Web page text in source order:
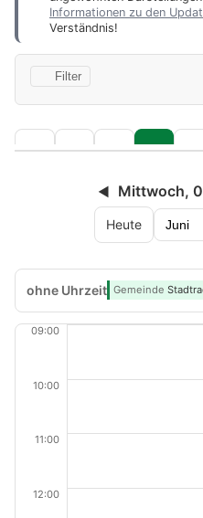
Informationen zu den
Verständnis!
Filter
◀ Mittwoch,
Heute
ohne Uhrzeit Gemeinde
09:00
10:00
11:00
12:00